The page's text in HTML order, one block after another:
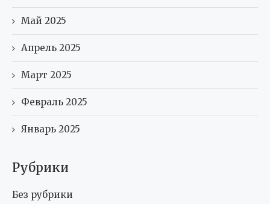
Май 2025
Апрель 2025
Март 2025
Февраль 2025
Январь 2025
Рубрики
Без рубрики